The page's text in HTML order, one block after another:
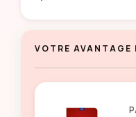
VOTRE AVANTAGE